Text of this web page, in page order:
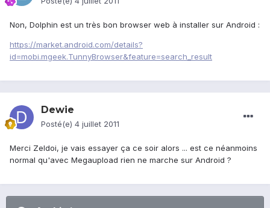
Non, Dolphin est un très bon browser web à installer sur Android :
https://market.android.com/details?
id=mobi.mgeek.TunnyBrowser&feature=search_result
Dewie
Posté(e) 4 juillet 2011
Merci Zeldoi, je vais essayer ça ce soir alors ... est ce néanmoins
normal qu'avec Megaupload rien ne marche sur Android ?